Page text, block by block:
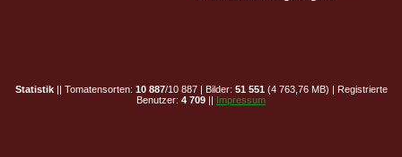
Statistik|| Tomatensorten: 10 887/10 887 | Bilder: 51 551 (4 763,76 MB) | Registrierte
Benutzer: 4 709 || Impressum